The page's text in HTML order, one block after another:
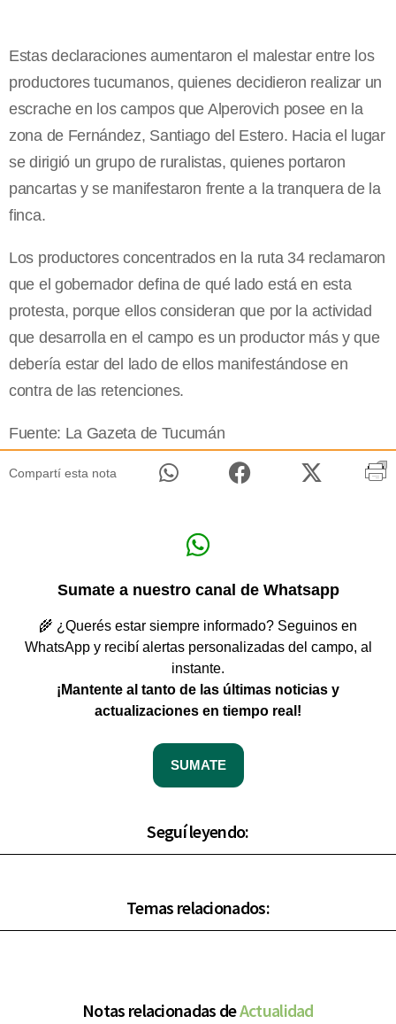
Estas declaraciones aumentaron el malestar entre los
productores tucumanos, quienes decidieron realizar un
escrache en los campos que Alperovich posee en la
zona de Fernández, Santiago del Estero. Hacia el lugar
se dirigió un grupo de ruralistas, quienes portaron
pancartas y se manifestaron frente a la tranquera de la
finca.
Los productores concentrados en la ruta 34 reclamaron
que el gobernador defina de qué lado está en esta
protesta, porque ellos consideran que por la actividad
que desarrolla en el campo es un productor más y que
debería estar del lado de ellos manifestándose en
contra de las retenciones.
Fuente: La Gazeta de Tucumán
Compartí esta nota
Sumate a nuestro canal de Whatsapp
🌾 ¿Querés estar siempre informado? Seguinos en
WhatsApp y recibí alertas personalizadas del campo, al
instante.
¡Mantente al tanto de las últimas noticias y
actualizaciones en tiempo real!
SUMATE
Seguí leyendo:
Temas relacionados:
Notas relacionadas deActualidad